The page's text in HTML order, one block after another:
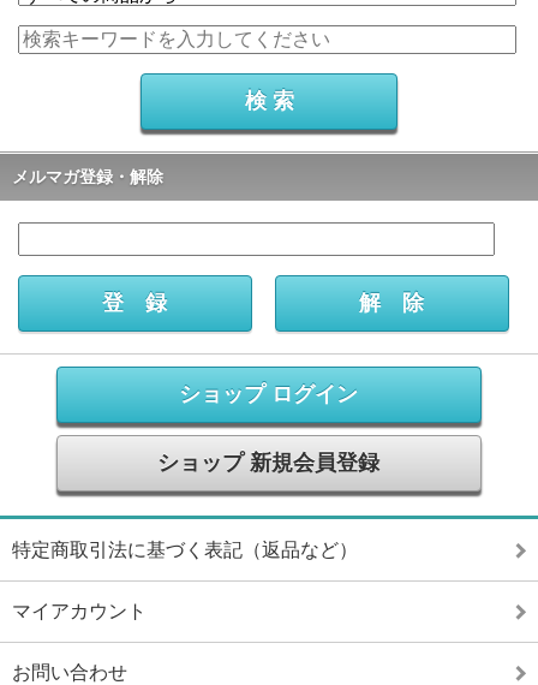
メルマガ登録・解除
ショップ ログイン
ショップ 新規会員登録
特定商取引法に基づく表記（返品など）
マイアカウント
お問い合わせ